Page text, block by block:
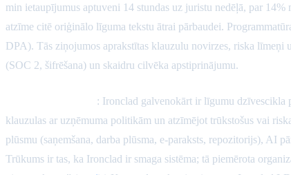
min ietaupījumus aptuveni 14 stundas uz juristu nedēļā, par
atzīme citē oriģinālo līguma tekstu ātrai pārbaudei.
DPA). Tās ziņojumos aprakstītas klauzulu novirzes, riska līmeņi
(SOC 2, šifrēšana) un skaidru cilvēka apstiprinājumu.
: Ironclad galvenokārt ir līgumu dzīvescikla
klauzulas ar uzņēmuma politikām un atzīmējot trūkstošus vai
plūsmu (saņemšana, darba plūsma, e-paraksts, repozitorijs), AI
Trūkums ir tas, ka Ironclad ir smaga sistēma; tā piemērota